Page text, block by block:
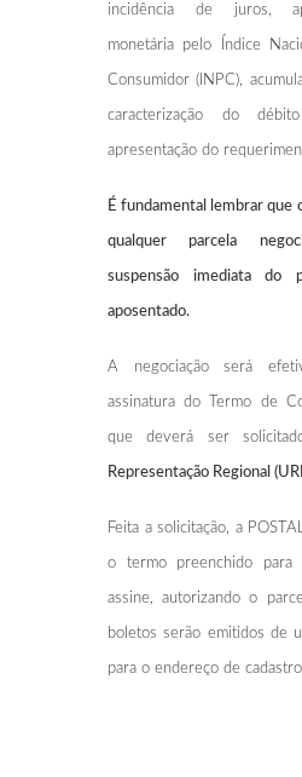
incidência de juros,
monetária pelo Índice
Consumidor (INPC),
caracterização do
apresentação do
É fundamental lembrar que
qualquer parcela
suspensão imediata do
aposentado.
A negociação será
assinatura do Termo de
que deverá ser
Representação Regional
Feita a solicitação, a
o termo preenchido para
assine, autorizando o
boletos serão emitidos de
para o endereço de